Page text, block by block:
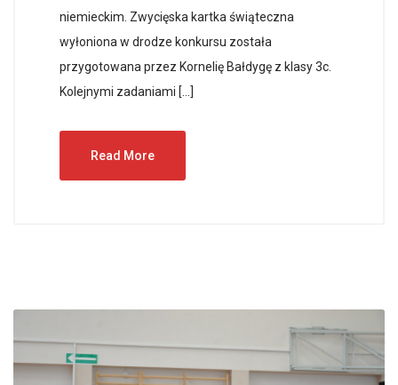
niemieckim. Zwycięska kartka świąteczna
wyłoniona w drodze konkursu została
przygotowana przez Kornelię Bałdygę z klasy 3c.
Kolejnymi zadaniami […]
Read More